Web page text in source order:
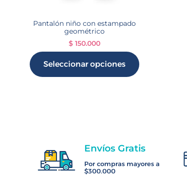
Pantalón niño con estampado
geométrico
$150.000
Seleccionar opciones
Envíos Gratis
Por compras mayores a
$300.000